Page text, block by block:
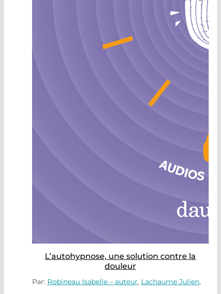
L’autohypnose, une solution contre la
douleur
Par: Robineau Isabelle – auteur, Lachaume Julien,